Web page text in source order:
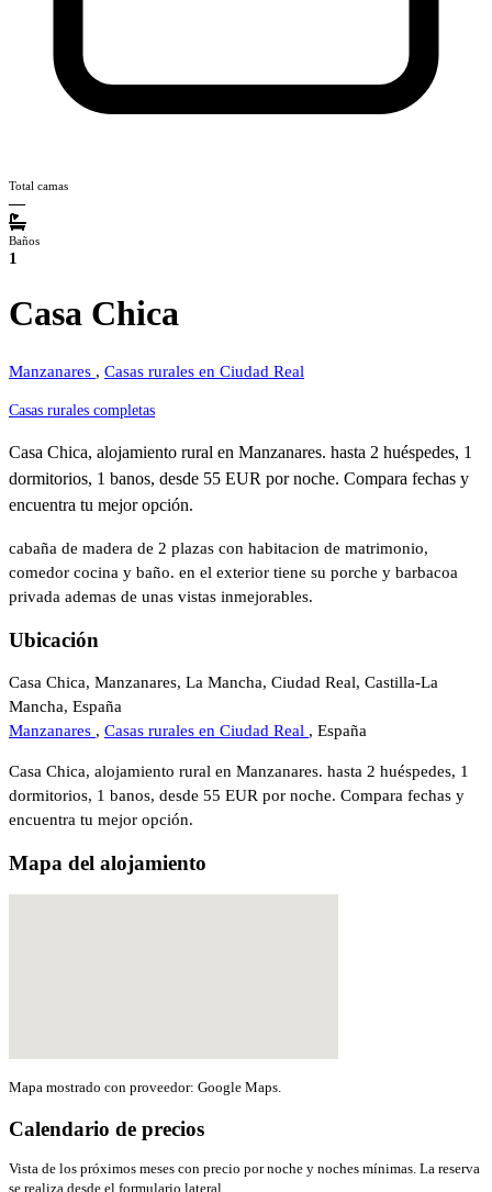
Total camas
—
Baños
1
Casa Chica
Manzanares , Casas rurales en Ciudad Real
Casas rurales completas
Casa Chica, alojamiento rural en Manzanares. hasta 2 huéspedes, 1
dormitorios, 1 banos, desde 55 EUR por noche. Compara fechas y
encuentra tu mejor opción.
cabaña de madera de 2 plazas con habitacion de matrimonio,
comedor cocina y baño. en el exterior tiene su porche y barbacoa
privada ademas de unas vistas inmejorables.
Ubicación
Casa Chica, Manzanares, La Mancha, Ciudad Real, Castilla-La
Mancha, España
Manzanares , Casas rurales en Ciudad Real , España
Casa Chica, alojamiento rural en Manzanares. hasta 2 huéspedes, 1
dormitorios, 1 banos, desde 55 EUR por noche. Compara fechas y
encuentra tu mejor opción.
Mapa del alojamiento
Mapa mostrado con proveedor: Google Maps.
Calendario de precios
Vista de los próximos meses con precio por noche y noches mínimas. La reserva
se realiza desde el formulario lateral.